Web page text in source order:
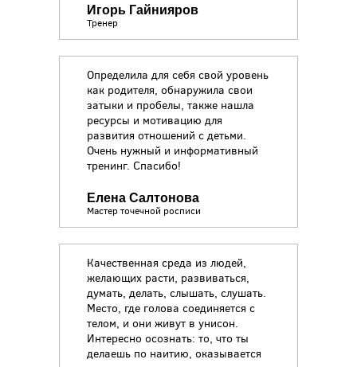
Игорь Гайнияров
Тренер
Определила для себя свой уровень
как родителя, обнаружила свои
затыки и пробелы, также нашла
ресурсы и мотивацию для
развития отношений с детьми.
Очень нужный и информативный
тренинг. Спасибо!
Елена Салтонова
Мастер точечной росписи
Качественная среда из людей,
желающих расти, развиваться,
думать, делать, слышать, слушать.
Место, где голова соединяется с
телом, и они живут в унисон.
Интересно осознать: то, что ты
делаешь по наитию, оказывается